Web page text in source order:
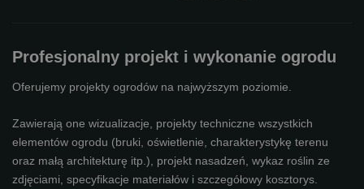
Profesjonalny projekt i wykonanie ogrodu
Oferujemy projekty ogrodów na najwyższym poziomie.
Zawierają one wizualizacje, projekty techniczne wszystkich
elementów ogrodu (bruki, oświetlenie, charakterystykę terenu
oraz małą architekturę itp.), projekt nasadzeń, wykaz roślin ze
zdjęciami, specyfikacje materiałów i szczegółowy kosztorys.